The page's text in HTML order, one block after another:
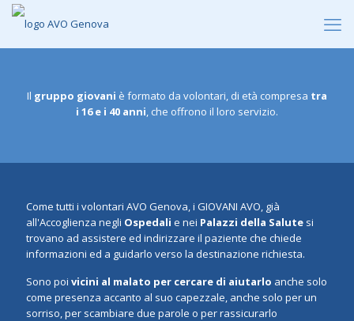
Il gruppo giovani è formato da volontari, di età compresa tra
i 16 e i 40 anni, che offrono il loro servizio.
Come tutti i volontari AVO Genova, i GIOVANI AVO, già
all'Accoglienza negli Ospedali e nei Palazzi della Salute si
trovano ad assistere ed indirizzare il paziente che chiede
informazioni ed a guidarlo verso la destinazione richiesta.
Sono poi vicini al malato per cercare di aiutarlo anche solo
come presenza accanto al suo capezzale, anche solo per un
sorriso, per scambiare due parole o per rassicurarlo